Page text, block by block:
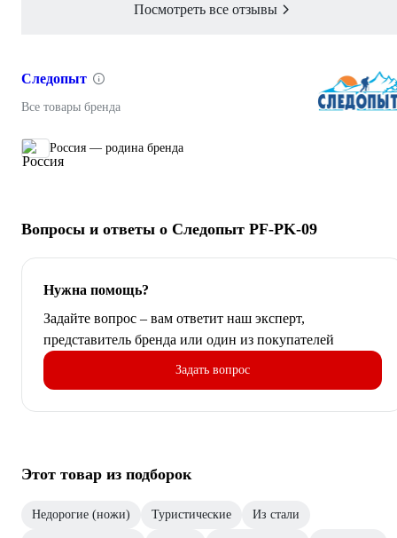
Посмотреть все отзывы
Следопыт
Все товары бренда
Россия — родина бренда
Вопросы и ответы о Следопыт PF-PK-09
Нужна помощь?
Задайте вопрос – вам ответит наш эксперт,
представитель бренда или один из покупателей
Задать вопрос
Этот товар из подборок
Недорогие (ножи) Туристические Из стали